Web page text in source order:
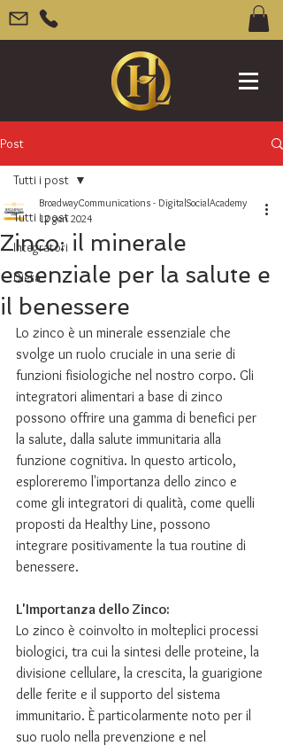
Post
Tutti i post
Integratori
Dieta
Tutti i post
Zinco: il minerale
essenziale per la salute e
il benessere
BroadwayCommunications - DigitalSocialAcademy
12 gen 2024
Lo zinco è un minerale essenziale che
svolge un ruolo cruciale in una serie di
funzioni fisiologiche nel nostro corpo. Gli
integratori alimentari a base di zinco
possono offrire una gamma di benefici per
la salute, dalla salute immunitaria alla
funzione cognitiva. In questo articolo,
esploreremo l'importanza dello zinco e
come gli integratori di qualità, come quelli
proposti da Healthy Line, possono
integrare positivamente la tua routine di
benessere.
L'Importanza dello Zinco:
Lo zinco è coinvolto in molteplici processi
biologici, tra cui la sintesi delle proteine, la
divisione cellulare, la crescita, la guarigione
delle ferite e il supporto del sistema
immunitario. È particolarmente noto per il
suo ruolo nella prevenzione e nel